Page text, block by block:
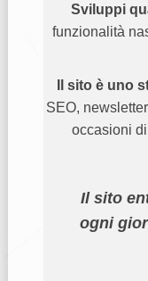
Sviluppi
funzionalità
Il sito è uno
SEO,
occasioni
Il sito
ogni